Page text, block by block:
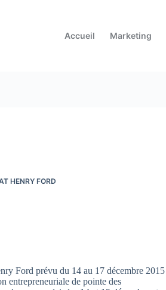
Accueil
Marketing
HENRY FORD
Ford prévu du 14 au 17 décembre 2015
entrepreneuriale de pointe des